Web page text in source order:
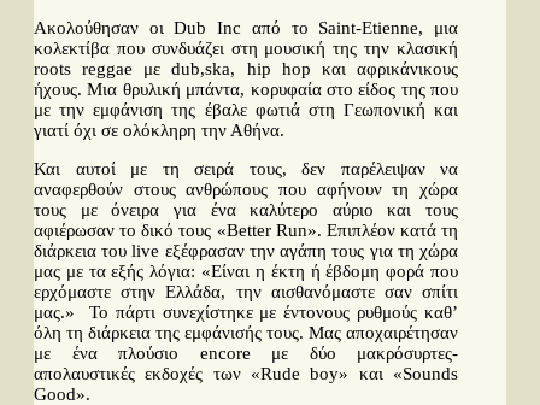
Ακολούθησαν οι Dub Inc από το Saint-Etienne, μια
κολεκτίβα που συνδυάζει στη μουσική της την κλασική
roots reggae με dub,ska, hip hop και αφρικάνικους
ήχους. Μια θρυλική μπάντα, κορυφαία στο είδος της που
με την εμφάνιση της έβαλε φωτιά στη Γεωπονική και
γιατί όχι σε ολόκληρη την Αθήνα.
Και αυτοί με τη σειρά τους, δεν παρέλειψαν να
αναφερθούν στους ανθρώπους που αφήνουν τη χώρα
τους με όνειρα για ένα καλύτερο αύριο και τους
αφιέρωσαν το δικό τους «Better Run». Επιπλέον κατά τη
διάρκεια του live εξέφρασαν την αγάπη τους για τη χώρα
μας με τα εξής λόγια: «Είναι η έκτη ή έβδομη φορά που
ερχόμαστε στην Ελλάδα, την αισθανόμαστε σαν σπίτι
μας.» Το πάρτι συνεχίστηκε με έντονους ρυθμούς καθ’
όλη τη διάρκεια της εμφάνισής τους. Μας αποχαιρέτησαν
με ένα πλούσιο encore με δύο μακρόσυρτες-
απολαυστικές εκδοχές των «Rude boy» και «Sounds
Good».